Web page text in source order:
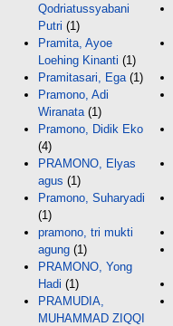
Qodriatussyabani
Putri (1)
Pramita, Ayoe
Loehing Kinanti (1)
Pramitasari, Ega (1)
Pramono, Adi
Wiranata (1)
Pramono, Didik Eko
(4)
PRAMONO, Elyas
agus (1)
Pramono, Suharyadi
(1)
pramono, tri mukti
agung (1)
PRAMONO, Yong
Hadi (1)
PRAMUDIA,
MUHAMMAD ZIQQI